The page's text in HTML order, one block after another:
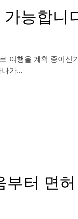
능합니
여행을 계획 중이신
나가…
부터 면